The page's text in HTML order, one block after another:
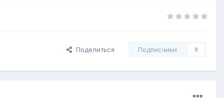
Поделиться Подписчики 0